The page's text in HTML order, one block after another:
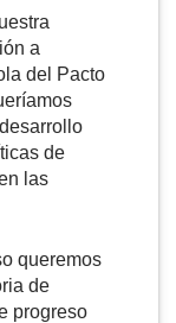
a
del Pacto
de
las
queremos
de
progreso